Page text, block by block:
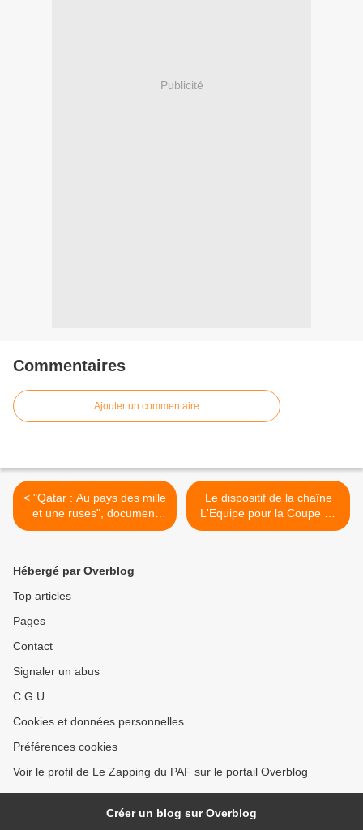
Publicité
Commentaires
Ajouter un commentaire
< "Qatar : Au pays des mille
et une ruses", document
inédit dans "Le monde en
Le dispositif de la chaîne
L'Equipe pour la Coupe du
Monde de Football au
Hébergé par Overblog
Top articles
Pages
Contact
Signaler un abus
C.G.U.
Cookies et données personnelles
Préférences cookies
Voir le profil de Le Zapping du PAF sur le portail Overblog
Créer un blog sur Overblog